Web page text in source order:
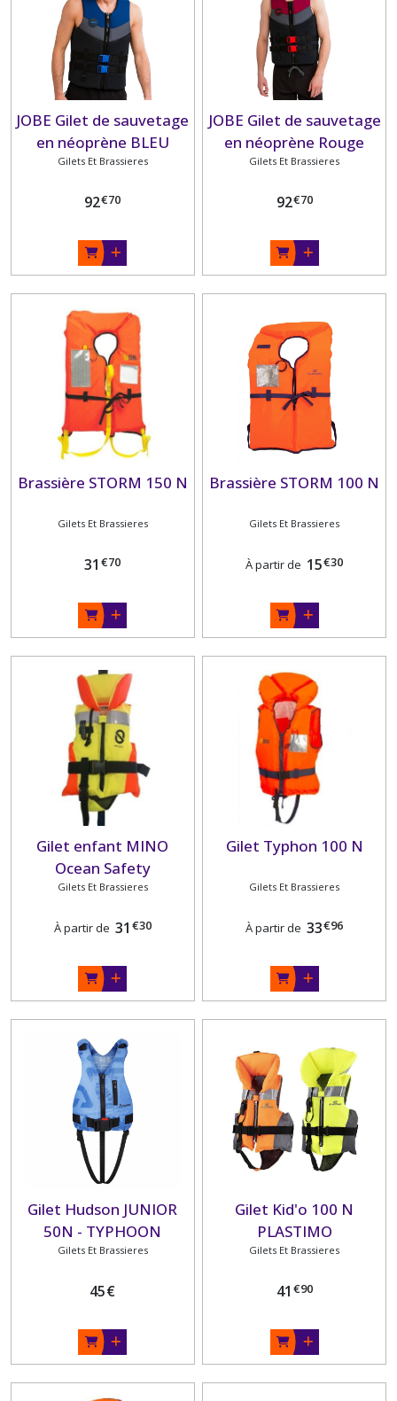
JOBE Gilet de sauvetage
en néoprène BLEU
Gilets Et Brassieres
92€70
JOBE Gilet de sauvetage
en néoprène Rouge
Gilets Et Brassieres
92€70
Brassière STORM 150 N
Gilets Et Brassieres
31 €70
Brassière STORM 100 N
Gilets Et Brassieres
À partir de 15€30
Gilet enfant MINO
Ocean Safety
Gilets Et Brassieres
À partir de 31 €30
Gilet Typhon 100 N
Gilets Et Brassieres
À partir de 33€96
Gilet Hudson JUNIOR
50N - TYPHOON
Gilets Et Brassieres
45€
Gilet Kid'o 100 N
PLASTIMO
Gilets Et Brassieres
41 €90